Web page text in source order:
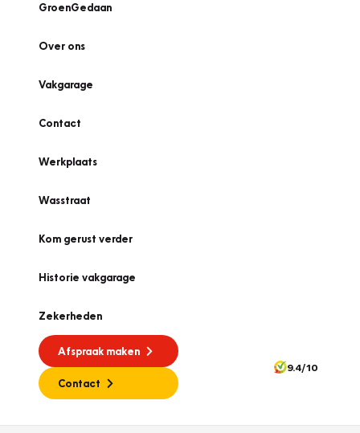
GroenGedaan
Over ons
Vakgarage
Contact
Werkplaats
Wasstraat
Kom gerust verder
Historie vakgarage
Zekerheden
Afspraak maken
Contact
9.4/10